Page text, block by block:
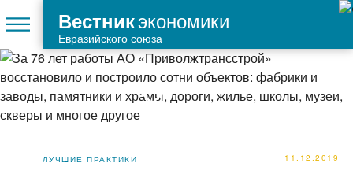
Вестникэкономики
Евразийского союза
ЛУЧШИЕ ПРАКТИКИ 11.12.2019